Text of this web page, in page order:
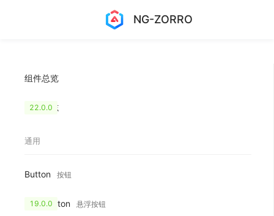
NG-ZORRO
组件总览
更新日志
22.0.0
通用
Button 按钮
FloatButton 悬浮按钮
19.0.0